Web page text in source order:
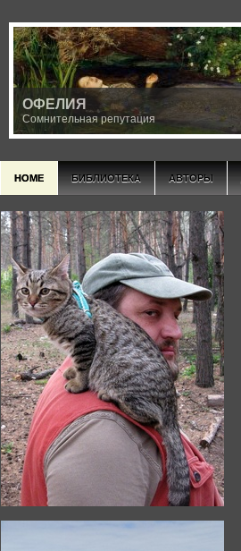
ОФЕЛИЯ
Сомнительная репутация
HOME БИБЛИОТЕКА АВТОРЫ